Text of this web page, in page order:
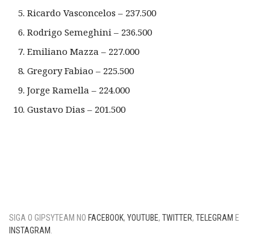
Ricardo Vasconcelos – 237.500
Rodrigo Semeghini – 236.500
Emiliano Mazza – 227.000
Gregory Fabiao – 225.500
Jorge Ramella – 224.000
Gustavo Dias – 201.500
SIGA O GIPSYTEAM NO FACEBOOK, YOUTUBE, TWITTER, TELEGRAM E
INSTAGRAM